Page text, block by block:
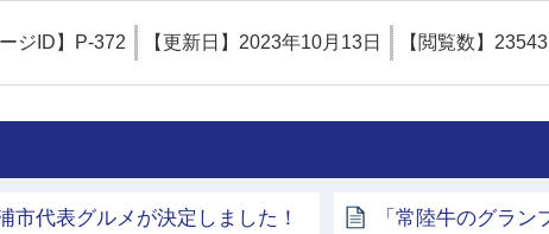
ジID】 P-372 【更新日】 2023年10月13日 【閲覧数】 23543
代表グルメが決定しました！ 「常陸牛のグラ